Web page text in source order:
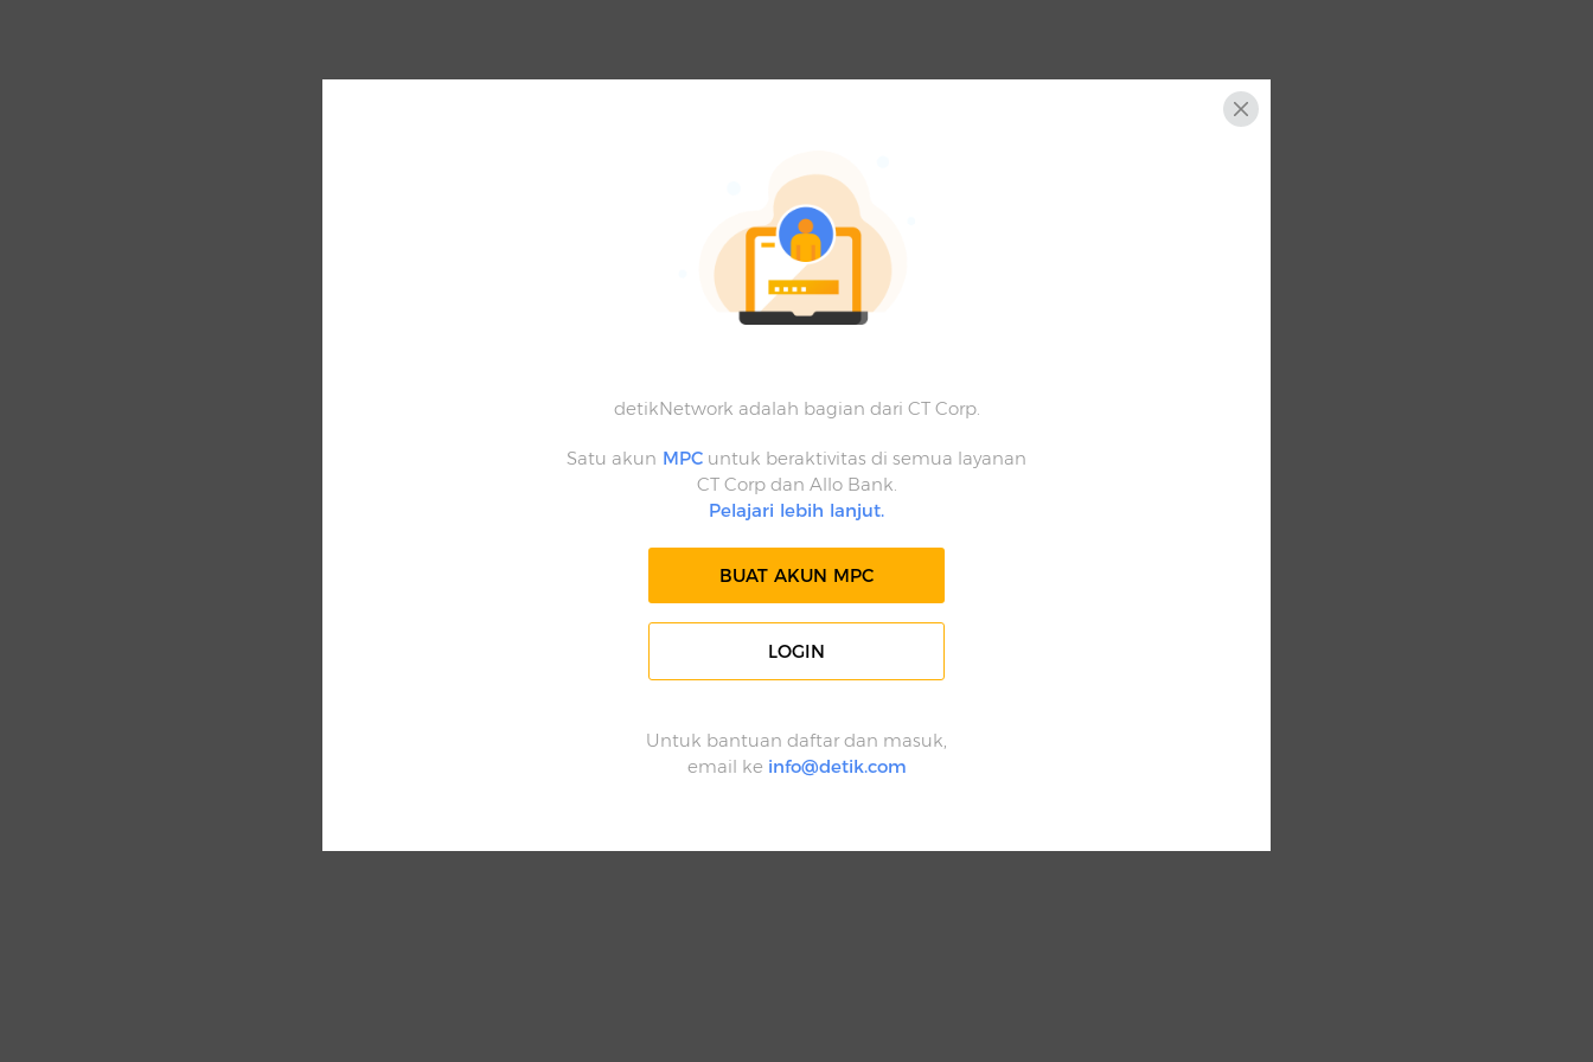
detikNetwork adalah bagian dari CT Corp.
Satu akun MPC untuk beraktivitas di semua layanan
CT Corp dan Allo Bank.
Pelajari lebih lanjut.
BUAT AKUN MPC
LOGIN
Untuk bantuan daftar dan masuk,
email ke info@detik.com